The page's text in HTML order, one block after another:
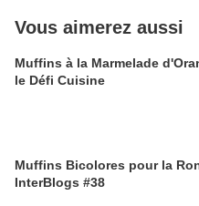
Vous aimerez aussi
Muffins à la Marmelade
le Défi Cuisine
Muffins Bicolores pour la
InterBlogs #38